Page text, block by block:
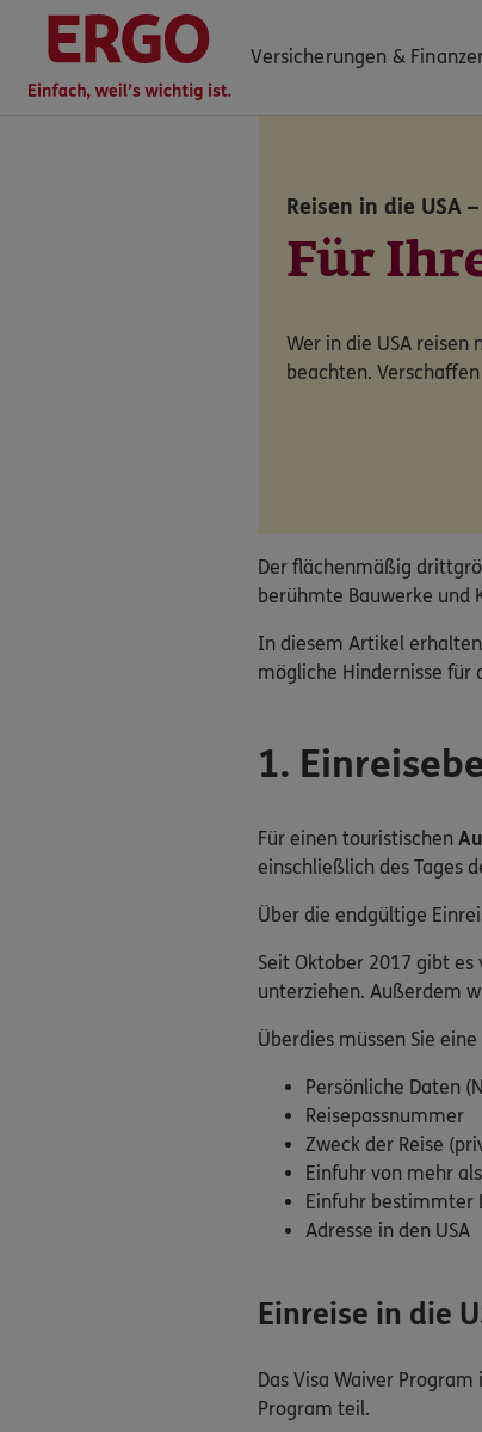
Versicherungen &
Mo–Sa 7–20 Uhr (gebührenfrei)
Reisen in die USA
Für
Wer in die USA reisen
beachten.
Der flächenmäßig
berühmte Bauwerke und
In diesem Artikel
mögliche Hindernisse für
1.
Für einen touristischen
einschließlich des Tages
Über die endgültige
Seit Oktober 2017 gibt es
unterziehen. Außerdem
Überdies müssen Sie eine
Persönliche Daten
Reisepassnummer
Zweck der Reise
Einfuhr von mehr
Einfuhr bestimmter
Adresse in den USA
Einreise in die
Das Visa Waiver
Program teil.